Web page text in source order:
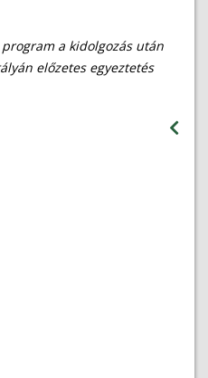
a kidolgozás után
előzetes egyeztetés